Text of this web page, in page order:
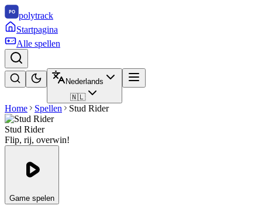
polytrack
Startpagina
Alle spellen
Nederlands
🇳🇱
Home Spellen Stud Rider
Stud Rider
Flip, rij, overwin!
Game spelen